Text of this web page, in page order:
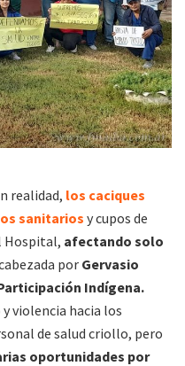
realidad, los caciques
sanitarios y cupos de
Hospital, afectando solo
por Gervasio
Indígena.
violencia hacia los
de salud criollo, pero
oportunidades por